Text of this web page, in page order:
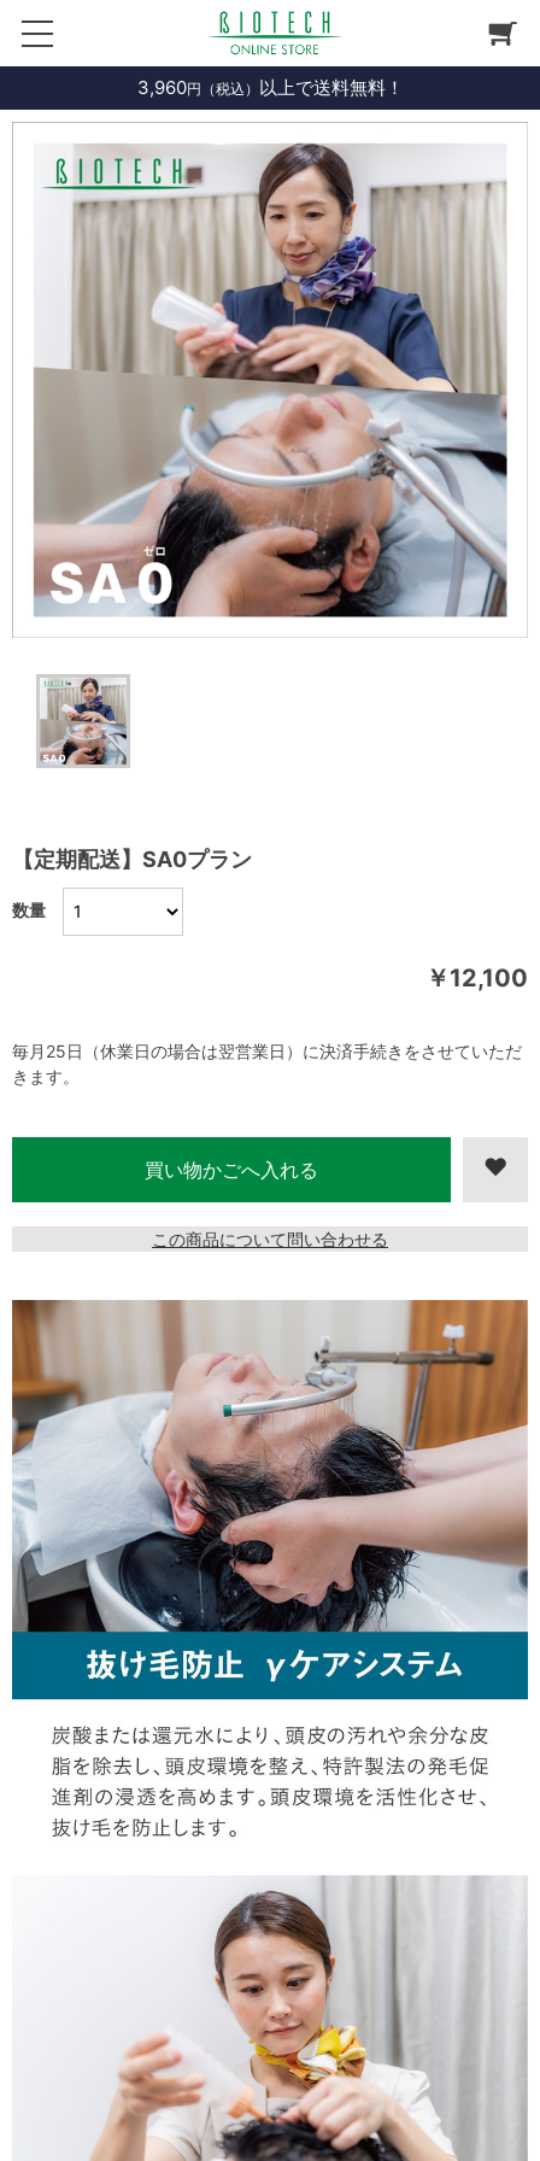
3,960円（税込） 以上で送料無料！
【定期配送】SA0プラン
￥12,100
数量
この商品について問い合わせる
毎月25日（休業日の場合は翌営業日）に決済手続きをさせていただ
きます。